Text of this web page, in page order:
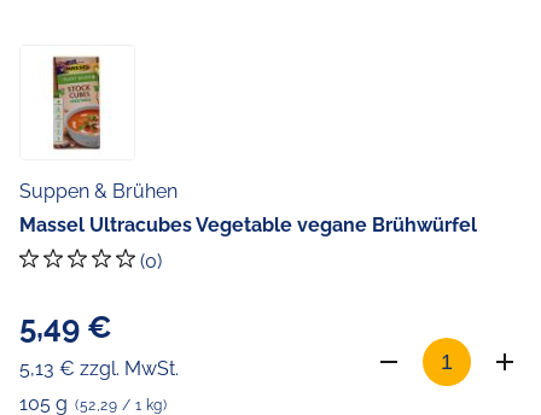
Suppen & Brühen
Massel Ultracubes Vegetable vegane Brühwürfel
(0)
5,49 €
5,13 € zzgl. MwSt.
105 g (52,29 / 1 kg)